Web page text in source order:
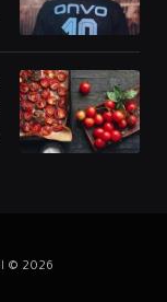
2026 © العرب ميديا. جميع الحقوق محفوظة.